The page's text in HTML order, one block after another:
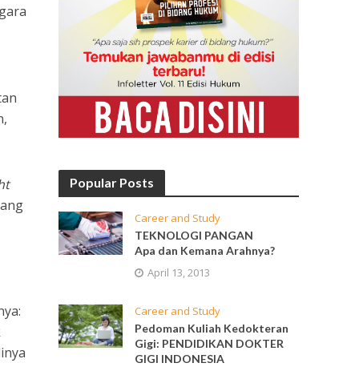
Popular Posts
Career and Study
TEKNOLOGI PANGAN
Apa dan Kemana Arahnya?
April 13, 2013
Career and Study
Pedoman Kuliah Kedokteran
Gigi: PENDIDIKAN DOKTER
GIGI INDONESIA